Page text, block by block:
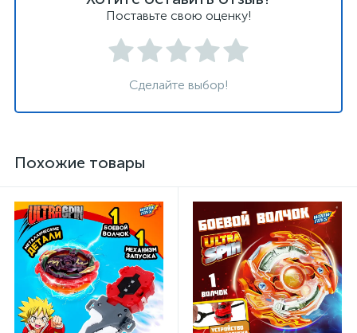
Поставьте свою оценку!
Сделайте выбор!
Похожие товары